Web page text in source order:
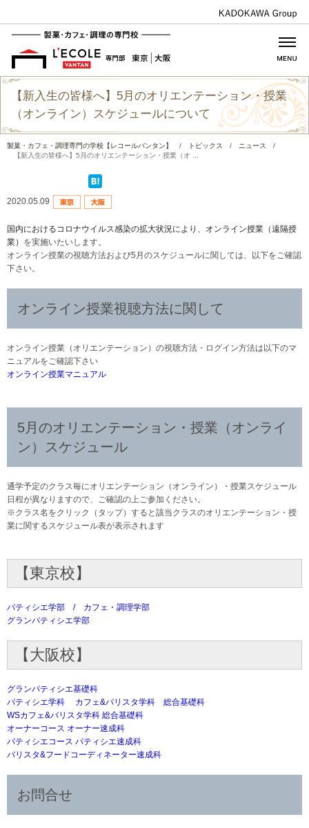
【新入生の皆様へ】5月のオリエンテーション・授業
（オンライン）スケジュールについて
製菓・カフェ・調理専門の学校【レコールバンタン】 / トピックス / ニュース
/
【新入生の皆様へ】5月のオリエンテーション・授業（オ ...
2020.05.09
国内におけるコロナウイルス感染の拡大状況により、オンライン授業（遠隔授
業） を実施いたいします。
オンライン授業の視聴方法および5月のスケジュールに関しては、以下をご確認
下さい。
オンライン授業視聴方法に関して
オンライン授業（オリエンテーション）の視聴方法・ログイン方法は以下のマ
ニュアルをご確認下さい
オンライン授業マニュアル
5月のオリエンテーション・授業（オンライ
ン）スケジュール
通学予定のクラス毎にオリエンテーション（オンライン）・授業スケジュール
日程が異なりますので、ご確認の上ご参加ください。
※クラス名をクリック（タップ）すると該当クラスのオリエンテーション・授
業に関するスケジュール表が表示されます
【東京校】
パティシエ学部 / カフェ・調理学部
グランパティシエ学部
【大阪校】
グランパティシエ基礎科
パティシエ学科 カフェ&バリスタ学科 総合基礎科
WSカフェ&バリスタ学科 総合基礎科
オーナーコース オーナー速成科
パティシエコース パティシエ速成科
バリスタ&フードコーディネーター速成科
お問合せ